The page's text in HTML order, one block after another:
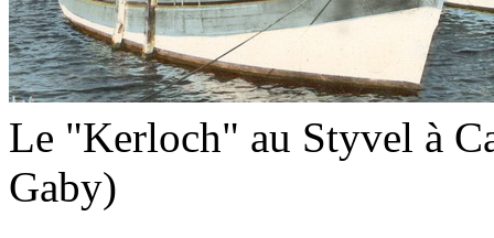
Le "Kerloch" au Styvel à
Gaby)